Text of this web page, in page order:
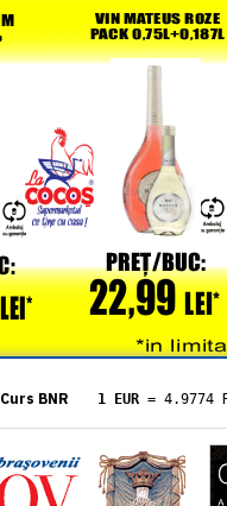
Curs BNR 1 EUR = 4.9774
= 5.8304
1 XAU= 464.4611
1 AED= 1.1933